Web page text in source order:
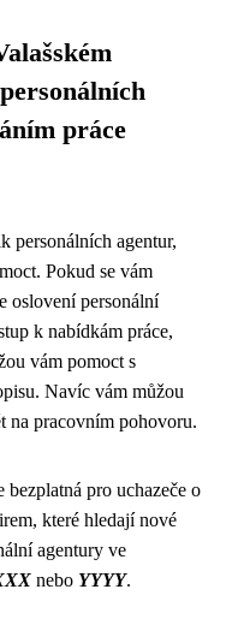
práce
personálních agentur,
Pokud se vám
oslovení personální
k nabídkám práce,
vám pomoct s
Navíc vám můžou
na pracovním pohovoru.
bezplatná pro uchazeče o
které hledají nové
agentury ve
nebo YYYY.